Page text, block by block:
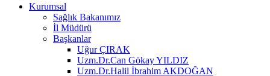
Kurumsal
Sağlık Bakanımız
İl Müdürü
Başkanlar
Uğur ÇIRAK
Uzm.Dr.Can Gökay YILDIZ
Uzm.Dr.Halil İbrahim AKDOĞAN